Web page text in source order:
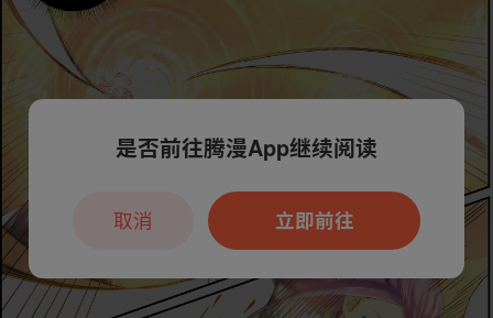
是否前往腾漫App继续阅读
立即前往
取消